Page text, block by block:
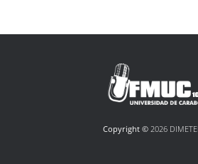
Copyright © 2026